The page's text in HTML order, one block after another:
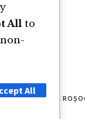
FLORIN
All to
All